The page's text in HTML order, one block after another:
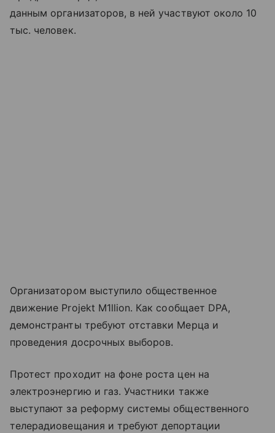
данным организаторов, в ней участвуют около 10
тыс. человек.
Организатором выступило общественное
движение Projekt M1llion. Как сообщает DPA,
демонстранты требуют отставки Мерца и
проведения досрочных выборов.
Протест проходит на фоне роста цен на
электроэнергию и газ. Участники также
выступают за реформу системы общественного
телерадиовещания и требуют депортации